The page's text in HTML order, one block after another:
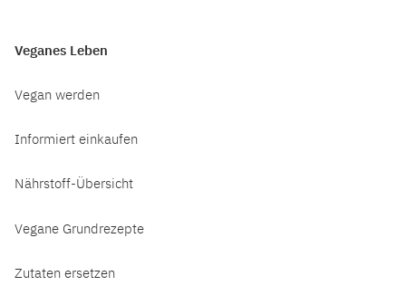
Veganes Leben
Vegan werden
Informiert einkaufen
Nährstoff-Übersicht
Vegane Grundrezepte
Zutaten ersetzen